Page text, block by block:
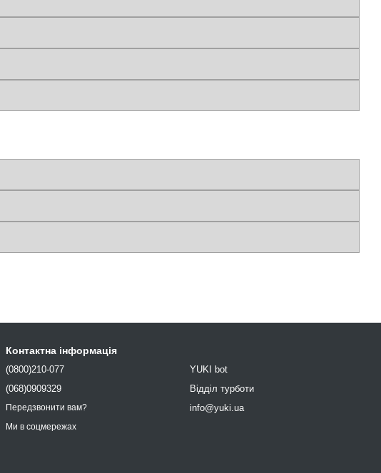
Контактна інформація
(0800)210-077
(068)0909329
Передзвонити вам?
YUKI bot
Відділ турботи
info@yuki.ua
Ми в соцмережах